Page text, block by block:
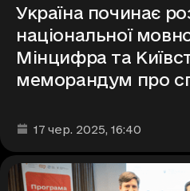
Україна починає
національної
Мінцифра та
меморандум про
Дата та час публікації
17 чер. 2025, 16:40